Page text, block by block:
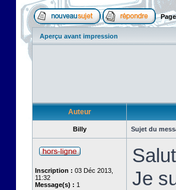
Aperçu avant impression
Auteur
Billy Sujet du
Inscription : 03 Déc 2013,
11:32
Message(s) : 1
Je